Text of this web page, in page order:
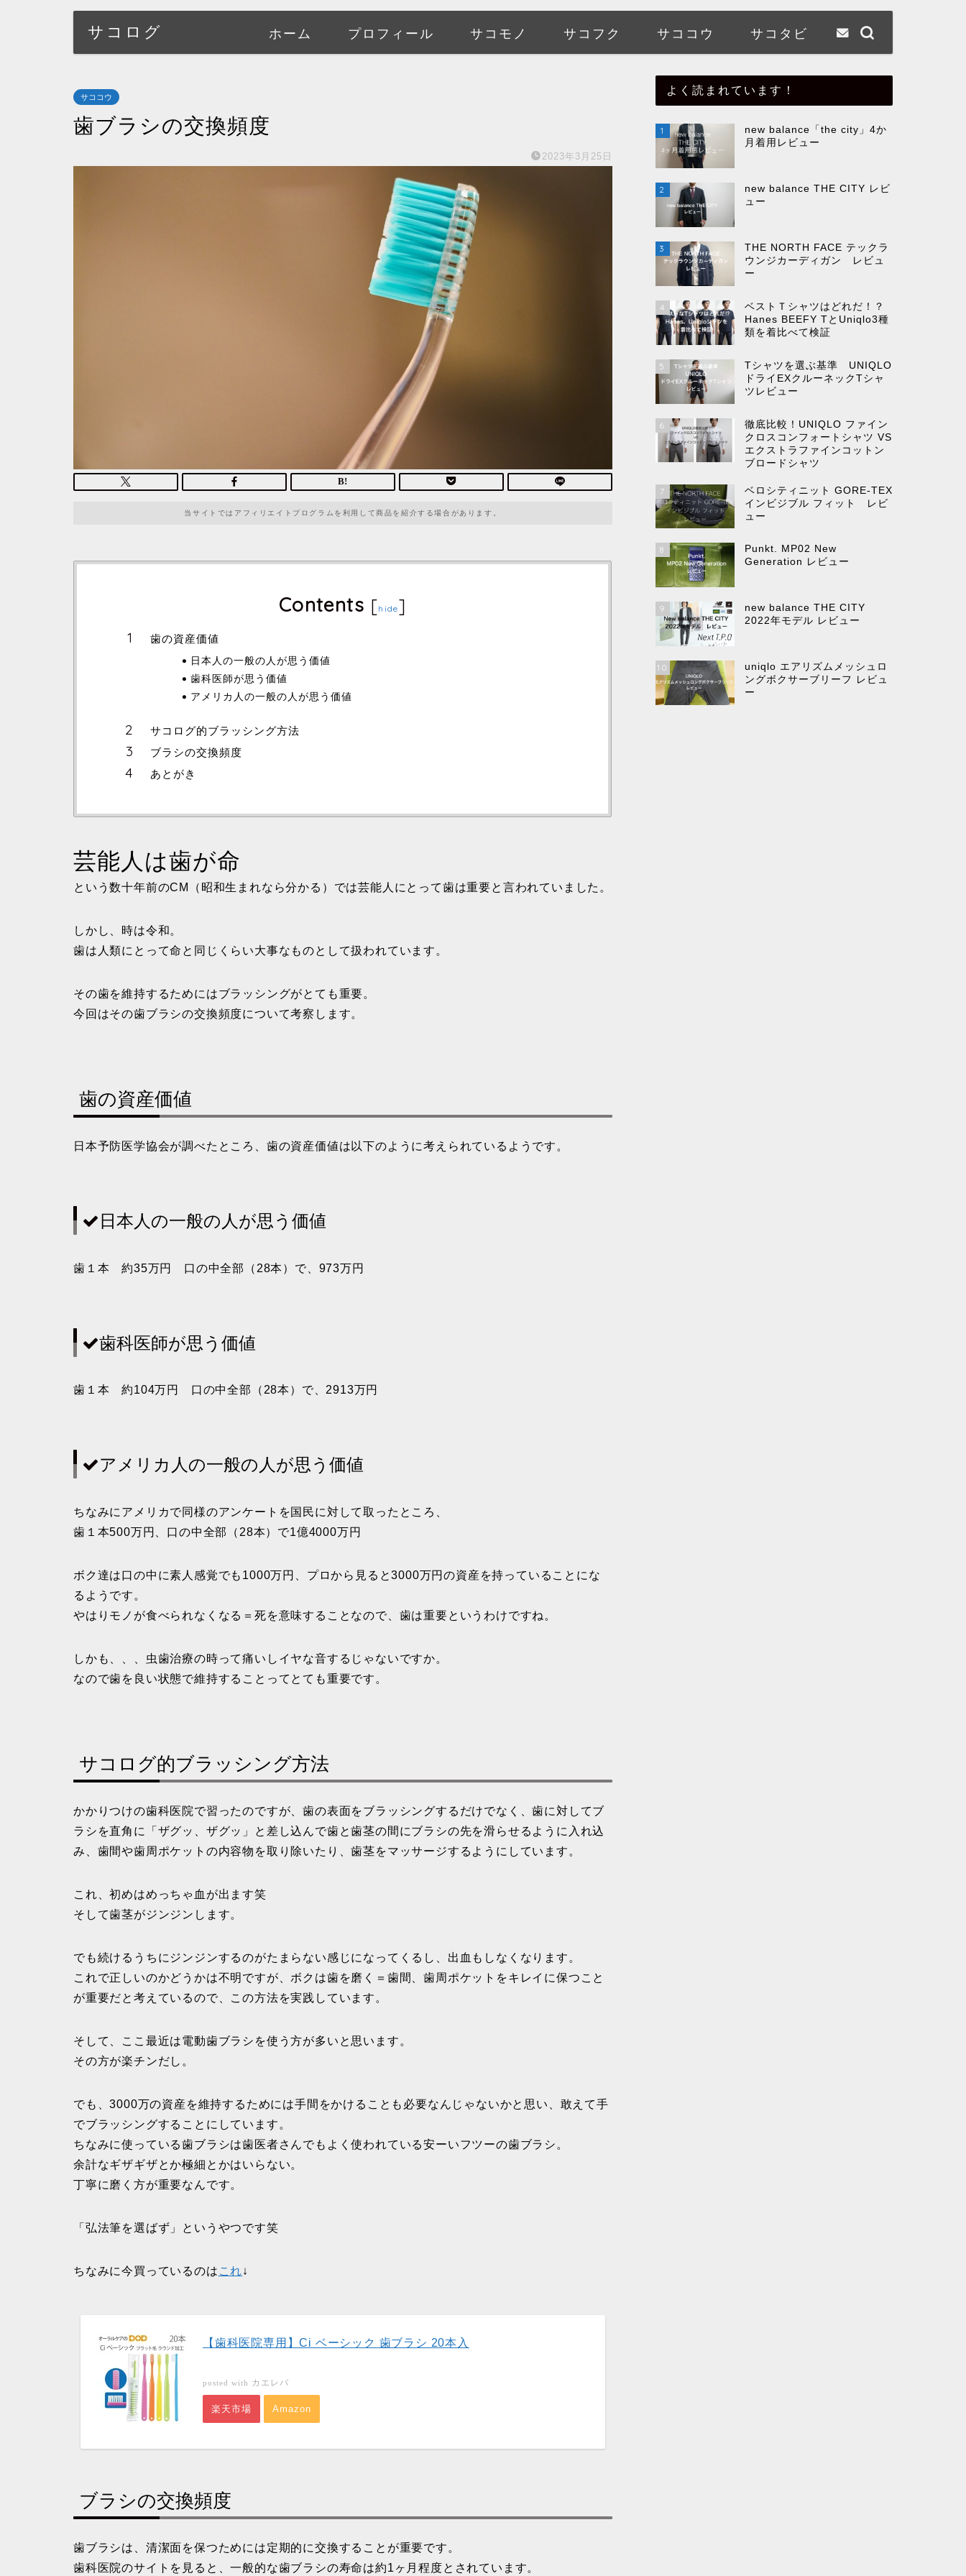
サコログ ホーム プロフィール サコモノ サコフク サココウ サコタビ
サココウ
歯ブラシの交換頻度
2023年3月25日
当サイトではアフィリエイトプログラムを利用して商品を紹介する場合があります。
Contents [hide]
歯の資産価値
日本人の一般の人が思う価値
歯科医師が思う価値
アメリカ人の一般の人が思う価値
サコログ的ブラッシング方法
ブラシの交換頻度
あとがき
芸能人は歯が命
という数十年前のCM（昭和生まれなら分かる）では芸能人にとって歯は重要と言われていました。
しかし、時は令和。
歯は人類にとって命と同じくらい大事なものとして扱われています。
その歯を維持するためにはブラッシングがとても重要。
今回はその歯ブラシの交換頻度について考察します。
歯の資産価値
日本予防医学協会が調べたところ、歯の資産価値は以下のように考えられているようです。
日本人の一般の人が思う価値
歯１本 約35万円 口の中全部（28本）で、973万円
歯科医師が思う価値
歯１本 約104万円 口の中全部（28本）で、2913万円
アメリカ人の一般の人が思う価値
ちなみにアメリカで同様のアンケートを国民に対して取ったところ、
歯１本500万円、口の中全部（28本）で1億4000万円
ボク達は口の中に素人感覚でも1000万円、プロから見ると3000万円の資産を持っていることにな
るようです。
やはりモノが食べられなくなる＝死を意味することなので、歯は重要というわけですね。
しかも、、、虫歯治療の時って痛いしイヤな音するじゃないですか。
なので歯を良い状態で維持することってとても重要です。
サコログ的ブラッシング方法
かかりつけの歯科医院で習ったのですが、歯の表面をブラッシングするだけでなく、歯に対してブ
ラシを直角に「ザグッ、ザグッ」と差し込んで歯と歯茎の間にブラシの先を滑らせるように入れ込
み、歯間や歯周ポケットの内容物を取り除いたり、歯茎をマッサージするようにしています。
これ、初めはめっちゃ血が出ます笑
そして歯茎がジンジンします。
でも続けるうちにジンジンするのがたまらない感じになってくるし、出血もしなくなります。
これで正しいのかどうかは不明ですが、ボクは歯を磨く＝歯間、歯周ポケットをキレイに保つこと
が重要だと考えているので、この方法を実践しています。
そして、ここ最近は電動歯ブラシを使う方が多いと思います。
その方が楽チンだし。
でも、3000万の資産を維持するためには手間をかけることも必要なんじゃないかと思い、敢えて手
でブラッシングすることにしています。
ちなみに使っている歯ブラシは歯医者さんでもよく使われている安ーいフツーの歯ブラシ。
余計なギザギザとか極細とかはいらない。
丁寧に磨く方が重要なんです。
「弘法筆を選ばず」というやつです笑
ちなみに今買っているのは これ↓
【歯科医院専用】Ci ベーシック 歯ブラシ 20本入
posted with カエレバ
楽天市場 Amazon
ブラシの交換頻度
歯ブラシは、清潔面を保つためには定期的に交換することが重要です。
歯科医院のサイトを見ると、一般的な歯ブラシの寿命は約1ヶ月程度とされています。
よく読まれています！
1
new balance「the city」4か
月着用レビュー
2
new balance THE CITY レビ
ュー
3
THE NORTH FACE テックラ
ウンジカーディガン レビュ
ー
4
ベストＴシャツはどれだ！？
Hanes BEEFY TとUniqlo3種
類を着比べて検証
5
Tシャツを選ぶ基準 UNIQLO
ドライEXクルーネックTシャ
ツレビュー
6
徹底比較！UNIQLO ファイン
クロスコンフォートシャツ VS
エクストラファインコットン
ブロードシャツ
7
ベロシティニット GORE-TEX
インビジブル フィット レビ
ュー
8
Punkt. MP02 New
Generation レビュー
9
new balance THE CITY
2022年モデル レビュー
10
uniqlo エアリズムメッシュロ
ングボクサーブリーフ レビュ
ー